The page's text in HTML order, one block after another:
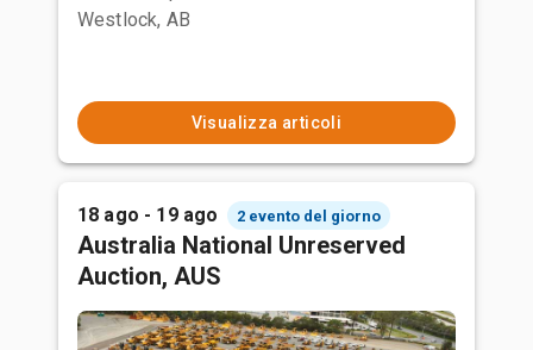
Westlock, AB
Visualizza articoli
18 ago - 19 ago 2 evento del giorno
Australia National Unreserved
Auction, AUS